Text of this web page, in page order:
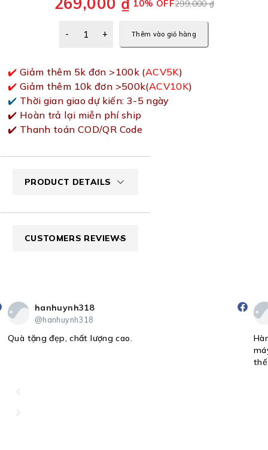
299,000₫
10% OFF
Thêm vào giỏ hàng
✔️ Giảm thêm 5k đơn >100k (ACV5K)
✔️ Giảm thêm 10k đơn >500k(ACV10K)
✔️ Thời gian giao dự kiến: 3-5 ngày
✔️ Hoàn trả lại miễn phí ship
✔️ Thanh toán COD/QR Code
PRODUCT DETAILS
CUSTOMERS REVIEWS
hanhuynh318
@hanhuynh318
Quà tặng đẹp, chất lượng cao.